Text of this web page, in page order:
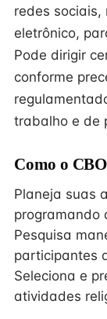
redes sociais,
eletrônico,
Pode dirigir
conforme
trabalho e de
Como o
Planeja suas
programando
Pesquisa
participantes
Seleciona e
atividades